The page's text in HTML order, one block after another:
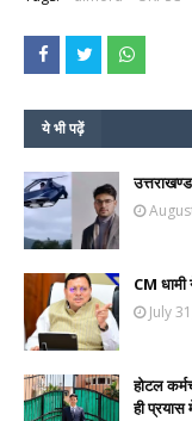
ये भी पढ़ें
CM
July
होटल
ही प्रयास